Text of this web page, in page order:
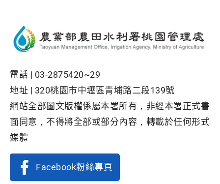
電話 | 03-2875420~29
地址 | 320桃園市中壢區青埔路二段139號
網站全部圖文版權係屬本署所有，非經本署正式書
面同意，不得將全部或部分內容，轉載於任何形式
媒體
Facebook粉絲專頁